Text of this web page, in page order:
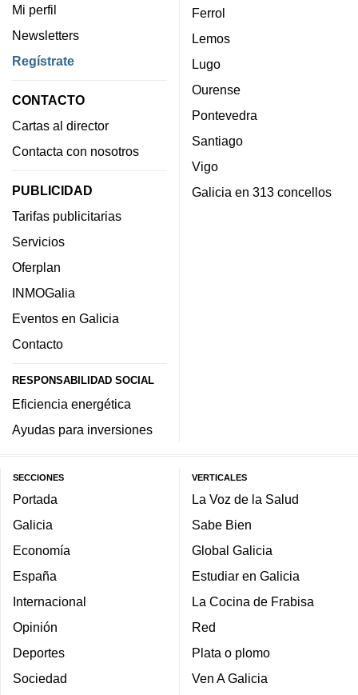
Mi perfil
Newsletters
Regístrate
CONTACTO
Cartas al director
Contacta con nosotros
PUBLICIDAD
Tarifas publicitarias
Servicios
Oferplan
INMOGalia
Eventos en Galicia
Contacto
RESPONSABILIDAD SOCIAL
Eficiencia energética
Ayudas para inversiones
Ferrol
Lemos
Lugo
Ourense
Pontevedra
Santiago
Vigo
Galicia en 313 concellos
SECCIONES
Portada
Galicia
Economía
España
Internacional
Opinión
Deportes
Sociedad
VERTICALES
La Voz de la Salud
Sabe Bien
Global Galicia
Estudiar en Galicia
La Cocina de Frabisa
Red
Plata o plomo
Ven A Galicia